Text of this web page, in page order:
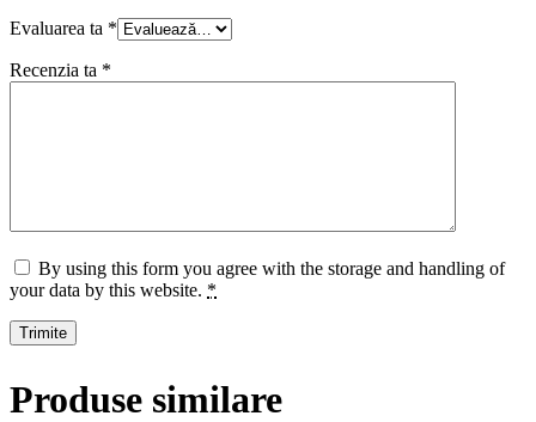
Evaluarea ta *
Recenzia ta *
By using this form you agree with the storage and handling of
your data by this website. *
Produse similare